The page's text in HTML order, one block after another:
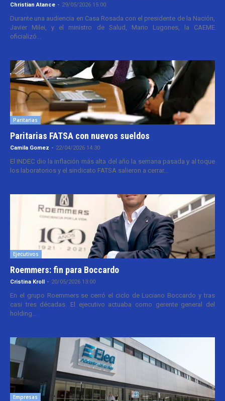
Christian Atance - 29/05/2026 15:00
Durante una audiencia en Casa Rosada con el presidente de la Nación,
Javier Milei, y el ministro de Salud, Mario Lugones, la CAEME
oficializó...
Paritarias
Paritarias FATSA con nuevos sueldos
Camila Gomez - 22/04/2026 14:30
El INDEC dio la inflación más alta del año la semana pasada y al toque
los laboratorios y el sindicato FATSA salieron a cerrar...
Ejecutivos
Roemmers: fin para Boccardo
Cristina Kroll - 20/05/2026 13:00
En el grupo Roemmers se cerró el ciclo de Luciano Boccardo y tras
casi tres décadas. El ejecutivo actuaba como gerente general del
holding...
Empresas